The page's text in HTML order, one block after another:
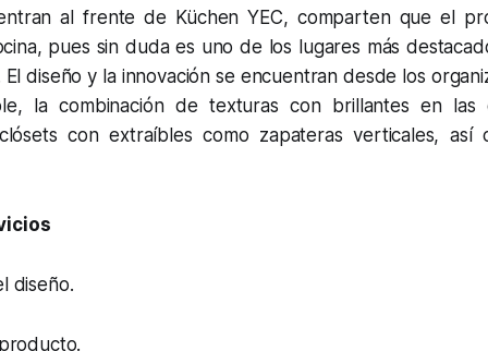
al frente de Küchen YEC, comparten que el
pues sin duda es uno de los lugares más
El diseño y la innovación se encuentran desde los
la combinación de texturas con brillantes en las
con extraíbles como zapateras verticales, así
diseño.